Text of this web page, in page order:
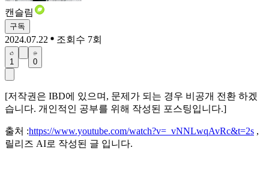
캔슬림
구독
2024.07.22 조회수 7회
1 0
[저작권은 IBD에 있으며, 문제가 되는 경우 비공개 전환 하겠
습니다. 개인적인 공부를 위해 작성된 포스팅입니다.]
출처 :https://www.youtube.com/watch?v=_vNNLwqAvRc&t=2s ,
릴리즈 AI로 작성된 글 입니다.